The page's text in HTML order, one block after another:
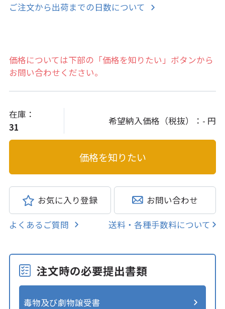
ご注文から出荷までの日数について
価格については下部の「価格を知りたい」ボタンから
お問い合わせください。
在庫：
31
希望納入価格（税抜）： - 円
お気に入り登録 お問い合わせ
よくあるご質問 送料・各種手数料について
注文時の必要提出書類
毒物及び劇物譲受書